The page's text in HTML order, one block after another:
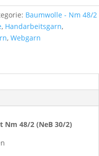
Baumwolle - Nm 48/2
, Handarbeitsgarn,
, Webgarn
Nm 48/2 (NeB 30/2)